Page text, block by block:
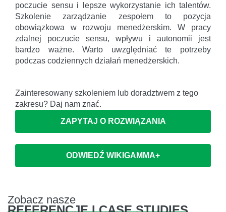
poczucie sensu i lepsze wykorzystanie ich talentów.
Szkolenie zarządzanie zespołem to pozycja
obowiązkowa w rozwoju menedżerskim. W pracy
zdalnej poczucie sensu, wpływu i autonomii jest
bardzo ważne. Warto uwzględniać te potrzeby
podczas codziennych działań menedżerskich.
Zainteresowany szkoleniem lub doradztwem z tego
zakresu? Daj nam znać.
ZAPYTAJ O ROZWIĄZANIA
ODWIEDŹ WIKIGAMMA+
Zobacz nasze